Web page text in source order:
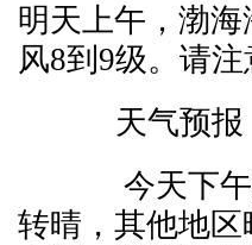
明天上午，渤
风8到9级。请注
天气预报
今天下午
转晴，其他地